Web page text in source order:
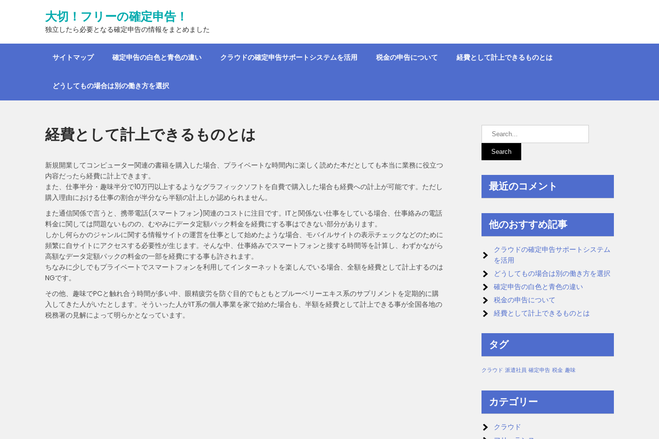
大切！フリーの確定申告！
独立したら必要となる確定申告の情報をまとめました
サイトマップ 確定申告の白色と青色の違い クラウドの確定申告サポートシステムを活用 税金の申告について 経費として計上できるものとは
どうしてもの場合は別の働き方を選択
経費として計上できるものとは
新規開業してコンピューター関連の書籍を購入した場合、プライベートな時間内に楽しく読めた本だとしても本当に業務に役立つ
内容だったら経費に計上できます。
また、仕事半分・趣味半分で10万円以上するようなグラフィックソフトを自費で購入した場合も経費への計上が可能です。ただし
購入理由における仕事の割合が半分なら半額の計上しか認められません。
また通信関係で言うと、携帯電話(スマートフォン)関連のコストに注目です。ITと関係ない仕事をしている場合、仕事絡みの電話
料金に関しては問題ないものの、むやみにデータ定額パック料金を経費にする事はできない部分があります。
しかし何らかのジャンルに関する情報サイトの運営を仕事として始めたような場合、モバイルサイトの表示チェックなどのために
頻繁に自サイトにアクセスする必要性が生じます。そんな中、仕事絡みでスマートフォンと接する時間等を計算し、わずかながら
高額なデータ定額パックの料金の一部を経費にする事も許されます。
ちなみに少しでもプライベートでスマートフォンを利用してインターネットを楽しんでいる場合、全額を経費として計上するのは
NGです。
その他、趣味でPCと触れ合う時間が多い中、眼精疲労を防ぐ目的でもともとブルーベリーエキス系のサプリメントを定期的に購
入してきた人がいたとします。そういった人がIT系の個人事業を家で始めた場合も、半額を経費として計上できる事が全国各地の
税務署の見解によって明らかとなっています。
最近のコメント
他のおすすめ記事
クラウドの確定申告サポートシステム
を活用
どうしてもの場合は別の働き方を選択
確定申告の白色と青色の違い
税金の申告について
経費として計上できるものとは
タグ
クラウド 派遣社員 確定申告 税金 趣味
カテゴリー
クラウド